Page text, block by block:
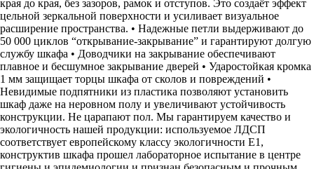
края до края, без зазоров, рамок и отступов. Это создаёт эффект
цельной зеркальной поверхности и усиливает визуальное
расширение пространства. • Надежные петли выдерживают до
50 000 циклов “открывание-закрывание” и гарантируют долгую
службу шкафа • Доводчики на закрывание обеспечивают
плавное и бесшумное закрывание дверей • Ударостойкая кромка
1 мм защищает торцы шкафа от сколов и повреждений •
Невидимые подпятники из пластика позволяют установить
шкаф даже на неровном полу и увеличивают устойчивость
конструкции. Не царапают пол. Мы гарантируем качество и
экологичность нашей продукции: используемое ЛДСП
соответствует европейскому классу экологичности Е1,
конструктив шкафа прошел лабораторное испытание в центре